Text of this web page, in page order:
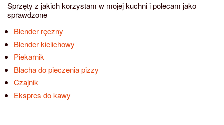
Sprzęty z jakich korzystam w mojej kuchni i polecam jako
sprawdzone
Blender ręczny
Blender kielichowy
Piekarnik
Blacha do pieczenia pizzy
Czajnik
Ekspres do kawy